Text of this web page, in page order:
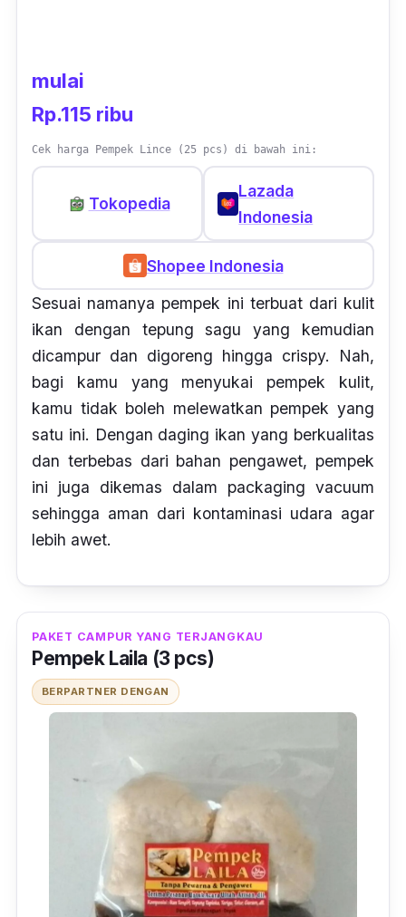
mulai
Rp.115 ribu
Cek harga Pempek Lince (25 pcs) di bawah ini:
Tokopedia
Lazada
Indonesia
Shopee Indonesia
Sesuai namanya pempek ini terbuat dari kulit
ikan dengan tepung sagu yang kemudian
dicampur dan digoreng hingga crispy. Nah,
bagi kamu yang menyukai pempek kulit,
kamu tidak boleh melewatkan pempek yang
satu ini. Dengan daging ikan yang berkualitas
dan terbebas dari bahan pengawet, pempek
ini juga dikemas dalam packaging vacuum
sehingga aman dari kontaminasi udara agar
lebih awet.
PAKET CAMPUR YANG TERJANGKAU
Pempek Laila (3 pcs)
BERPARTNER DENGAN